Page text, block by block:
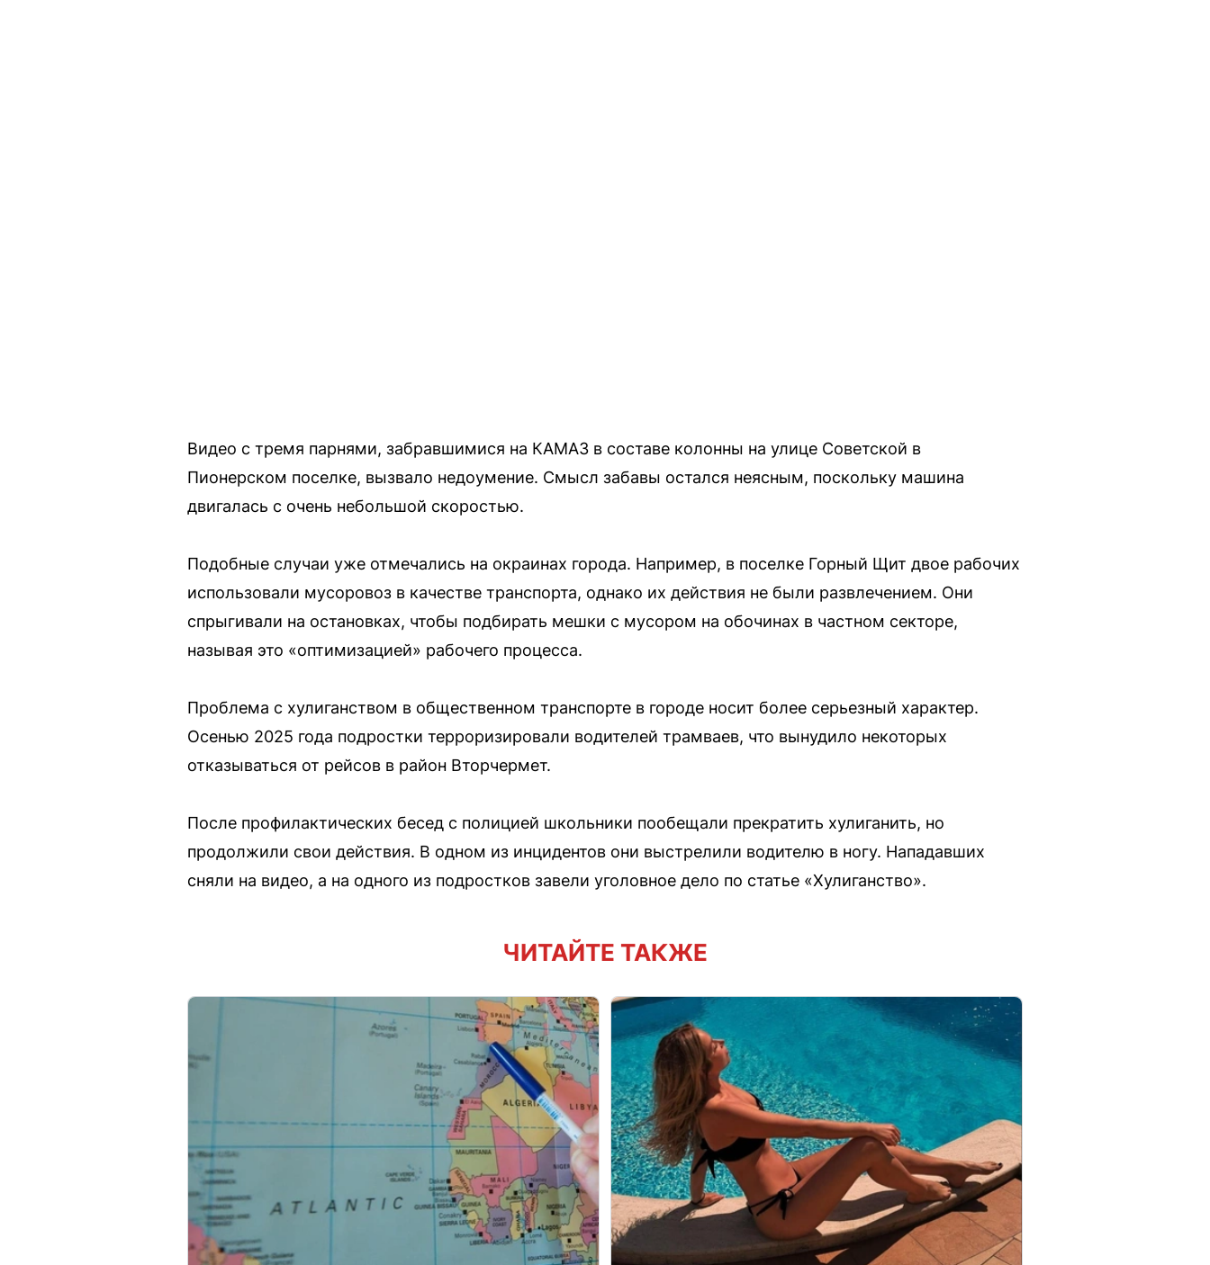
Видео с тремя парнями, забравшимися на КАМАЗ в составе колонны на улице Советской в
Пионерском поселке, вызвало недоумение. Смысл забавы остался неясным, поскольку машина
двигалась с очень небольшой скоростью.
Подобные случаи уже отмечались на окраинах города. Например, в поселке Горный Щит двое рабочих
использовали мусоровоз в качестве транспорта, однако их действия не были развлечением. Они
спрыгивали на остановках, чтобы подбирать мешки с мусором на обочинах в частном секторе,
называя это «оптимизацией» рабочего процесса.
Проблема с хулиганством в общественном транспорте в городе носит более серьезный характер.
Осенью 2025 года подростки терроризировали водителей трамваев, что вынудило некоторых
отказываться от рейсов в район Вторчермет.
После профилактических бесед с полицией школьники пообещали прекратить хулиганить, но
продолжили свои действия. В одном из инцидентов они выстрелили водителю в ногу. Нападавших
сняли на видео, а на одного из подростков завели уголовное дело по статье «Хулиганство».
ЧИТАЙТЕ ТАКЖЕ